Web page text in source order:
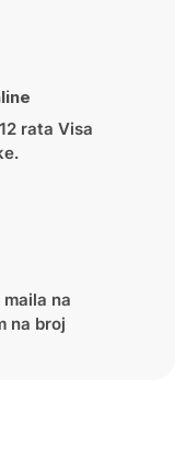
rata Visa
na
na broj